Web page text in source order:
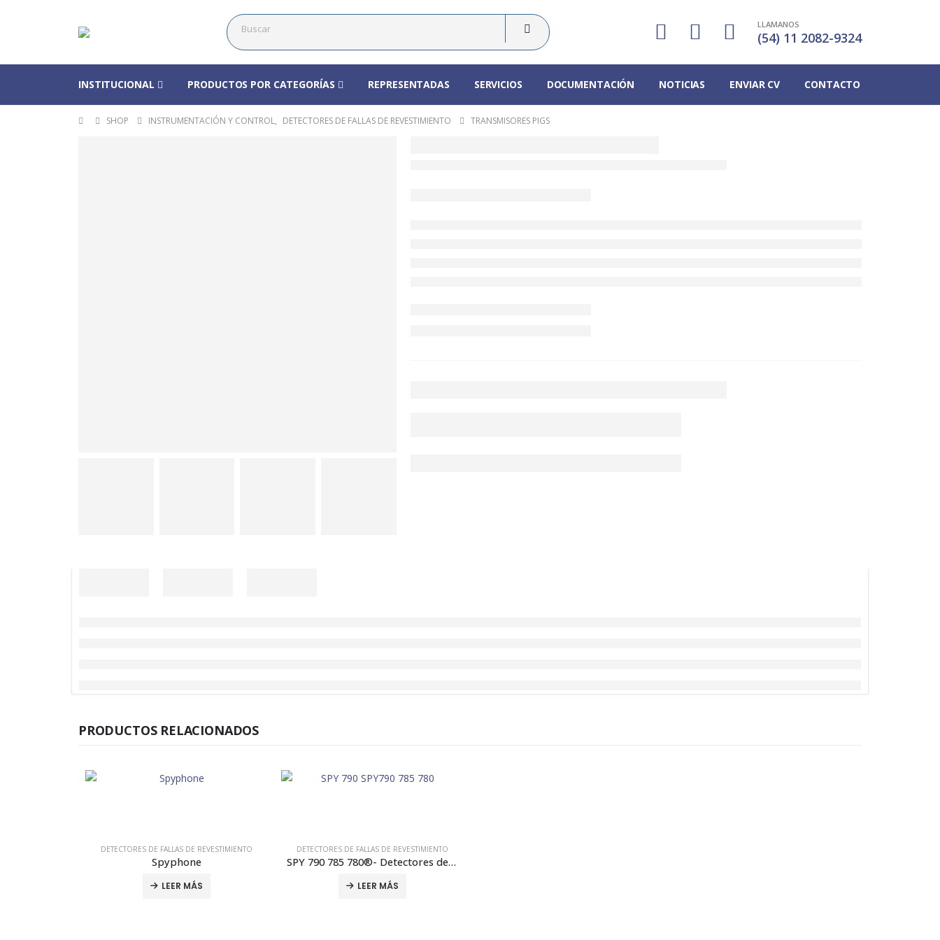
LLAMANOS
(54) 11 2082-9324
INSTITUCIONAL PRODUCTOS POR CATEGORÍAS REPRESENTADAS SERVICIOS DOCUMENTACIÓN NOTICIAS ENVIAR CV CONTACTO
SHOP INSTRUMENTACIÓN Y CONTROL, DETECTORES DE FALLAS DE REVESTIMIENTO TRANSMISORES PIGS
PRODUCTOS RELACIONADOS
DETECTORES DE FALLAS DE REVESTIMIENTO
Spyphone
LEER MÁS
DETECTORES DE FALLAS DE REVESTIMIENTO
SPY 790 785 780®- Detectores de Fallas de Revestimiento
LEER MÁS